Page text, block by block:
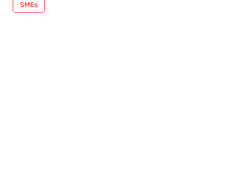
SMEs